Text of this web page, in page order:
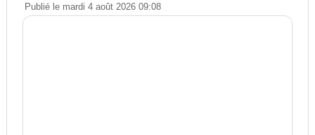
Publié le mardi 4 août 2026 09:08